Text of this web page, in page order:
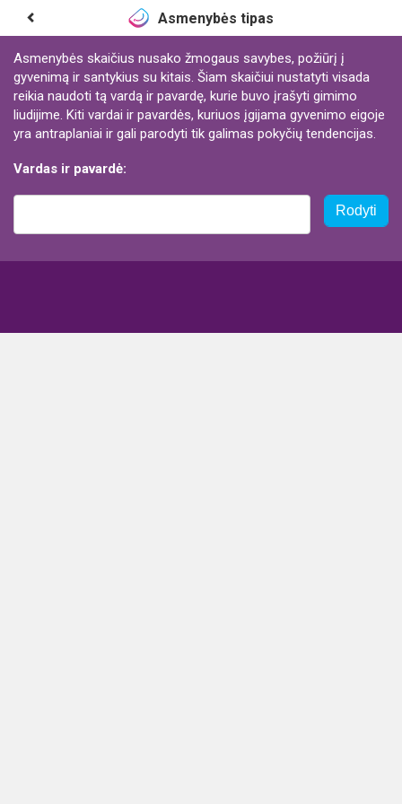
Asmenybės tipas
Asmenybės skaičius nusako žmogaus savybes, požiūrį į
gyvenimą ir santykius su kitais. Šiam skaičiui nustatyti visada
reikia naudoti tą vardą ir pavardę, kurie buvo įrašyti gimimo
liudijime. Kiti vardai ir pavardės, kuriuos įgijama gyvenimo eigoje
yra antraplaniai ir gali parodyti tik galimas pokyčių tendencijas.
Vardas ir pavardė:
Rodyti